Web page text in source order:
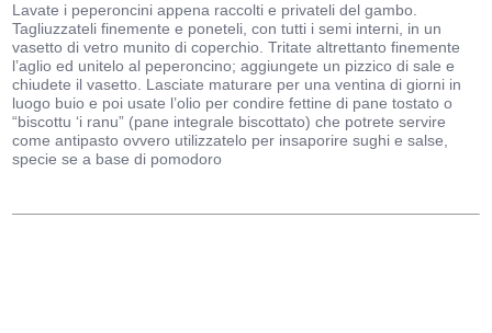
Lavate i peperoncini appena raccolti e privateli del gambo.
Tagliuzzateli finemente e poneteli, con tutti i semi interni, in un
vasetto di vetro munito di coperchio. Tritate altrettanto finemente
l’aglio ed unitelo al peperoncino; aggiungete un pizzico di sale e
chiudete il vasetto. Lasciate maturare per una ventina di giorni in
luogo buio e poi usate l’olio per condire fettine di pane tostato o
“biscottu ‘i ranu” (pane integrale biscottato) che potrete servire
come antipasto ovvero utilizzatelo per insaporire sughi e salse,
specie se a base di pomodoro